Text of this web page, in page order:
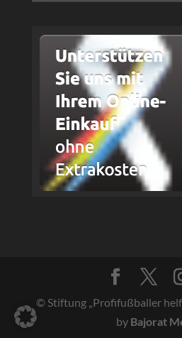
© Stiftung „Profifußballer
by Bajorat